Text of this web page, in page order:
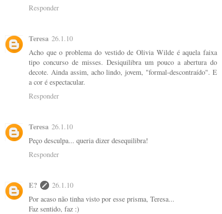
Responder
Teresa 26.1.10
Acho que o problema do vestido de Olivia Wilde é aquela faixa
tipo concurso de misses. Desiquilibra um pouco a abertura do
decote. Ainda assim, acho lindo, jovem, "formal-descontraído". E
a cor é espectacular.
Responder
Teresa 26.1.10
Peço desculpa... queria dizer desequilibra!
Responder
E?
26.1.10
Por acaso não tinha visto por esse prisma, Teresa...
Faz sentido, faz :)